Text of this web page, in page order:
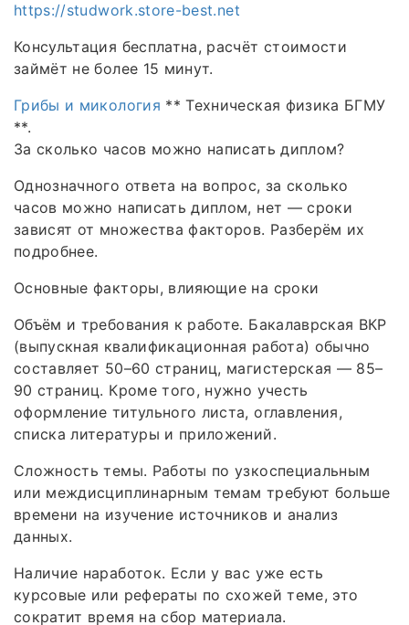
https://studwork.store-best.net
Консультация бесплатна, расчёт стоимости
займёт не более 15 минут.
Грибы и микология ** Техническая физика БГМУ
**.
За сколько часов можно написать диплом?
Однозначного ответа на вопрос, за сколько
часов можно написать диплом, нет — сроки
зависят от множества факторов. Разберём их
подробнее.
Основные факторы, влияющие на сроки
Объём и требования к работе. Бакалаврская ВКР
(выпускная квалификационная работа) обычно
составляет 50–60 страниц, магистерская — 85–
90 страниц. Кроме того, нужно учесть
оформление титульного листа, оглавления,
списка литературы и приложений.
Сложность темы. Работы по узкоспециальным
или междисциплинарным темам требуют больше
времени на изучение источников и анализ
данных.
Наличие наработок. Если у вас уже есть
курсовые или рефераты по схожей теме, это
сократит время на сбор материала.